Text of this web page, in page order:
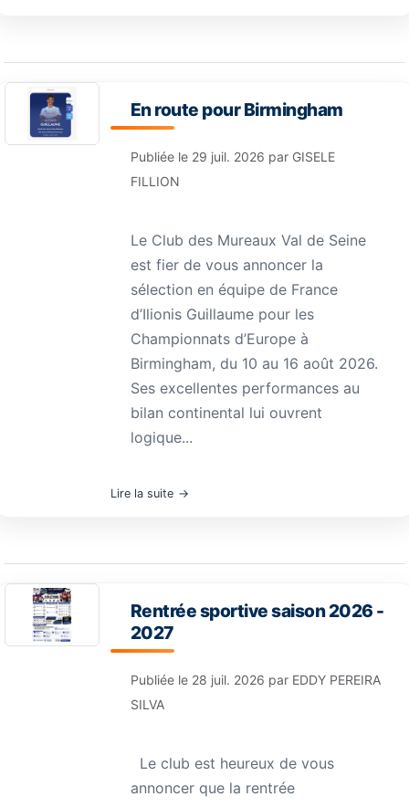
En route pour Birmingham
Publiée le 29 juil. 2026 par GISELE
FILLION
Le Club des Mureaux Val de Seine
est fier de vous annoncer la
sélection en équipe de France
d’Ilionis Guillaume pour les
Championnats d’Europe à
Birmingham, du 10 au 16 août 2026.
Ses excellentes performances au
bilan continental lui ouvrent
logique...
Lire la suite
Rentrée sportive saison 2026 -
2027
Publiée le 28 juil. 2026 par EDDY PEREIRA
SILVA
Le club est heureux de vous
annoncer que la rentrée